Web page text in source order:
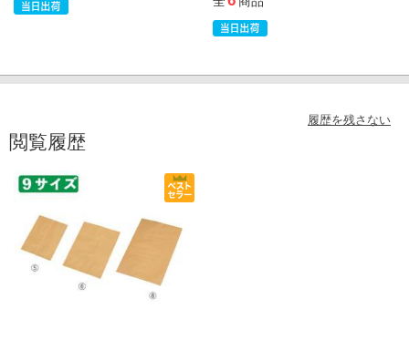
履歴を残さない
閲覧履歴